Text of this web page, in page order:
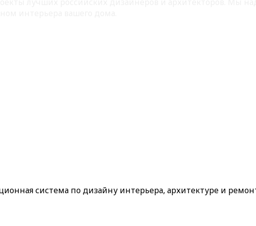
система по дизайну интерьера, архитектуре и